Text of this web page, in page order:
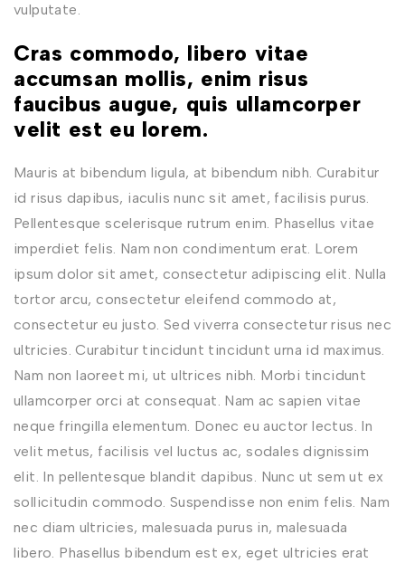
vulputate.
Cras commodo, libero vitae
accumsan mollis, enim risus
faucibus augue, quis ullamcorper
velit est eu lorem.
Mauris at bibendum ligula, at bibendum nibh. Curabitur
id risus dapibus, iaculis nunc sit amet, facilisis purus.
Pellentesque scelerisque rutrum enim. Phasellus vitae
imperdiet felis. Nam non condimentum erat. Lorem
ipsum dolor sit amet, consectetur adipiscing elit. Nulla
tortor arcu, consectetur eleifend commodo at,
consectetur eu justo. Sed viverra consectetur risus nec
ultricies. Curabitur tincidunt tincidunt urna id maximus.
Nam non laoreet mi, ut ultrices nibh. Morbi tincidunt
ullamcorper orci at consequat. Nam ac sapien vitae
neque fringilla elementum. Donec eu auctor lectus. In
velit metus, facilisis vel luctus ac, sodales dignissim
elit. In pellentesque blandit dapibus. Nunc ut sem ut ex
sollicitudin commodo. Suspendisse non enim felis. Nam
nec diam ultricies, malesuada purus in, malesuada
libero. Phasellus bibendum est ex, eget ultricies erat